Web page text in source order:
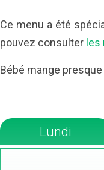
Ce menu a été
pouvez consulter
Bébé mange
Lundi